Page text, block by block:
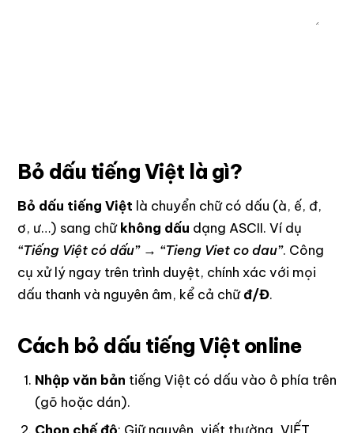
Bỏ dấu tiếng Việt là gì?
Bỏ dấu tiếng Việt là chuyển chữ có dấu (à, ế, đ,
ơ, ư…) sang chữkhông dấu dạng ASCII. Ví dụ
“Tiếng Việt có dấu”→ “Tieng Viet co dau”. Công
cụ xử lý ngay trên trình duyệt, chính xác với mọi
dấu thanh và nguyên âm, kể cả chữđ/Đ.
Cách bỏ dấu tiếng Việt online
Nhập văn bản tiếng Việt có dấu vào ô phía trên
(gõ hoặc dán).
Chọn chế độ: Giữ nguyên, viết thường, VIẾT